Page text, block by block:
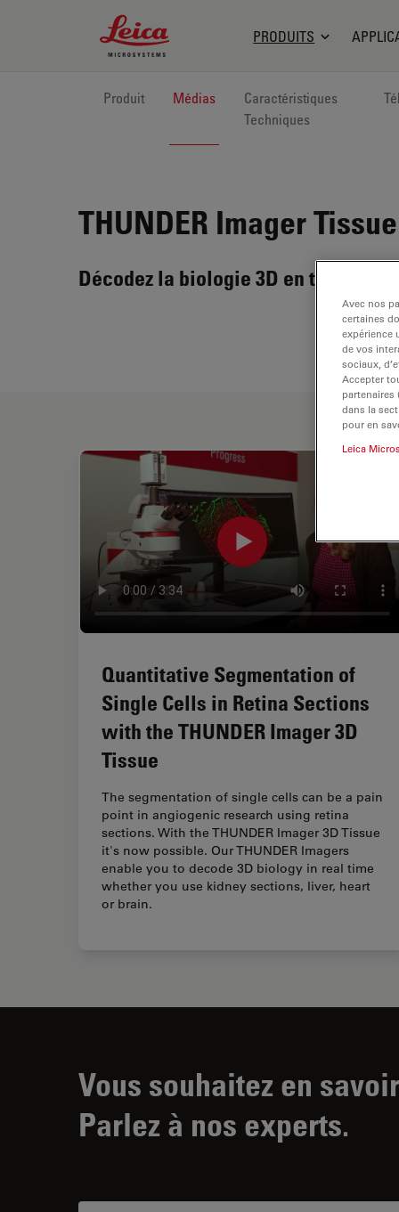
Leica Microsystems Logo
PRODUITS
Produit Médias
Caractéristiques
Techniques
THUNDER Imager Tissue
Décodez la biologie 3D en temps réel*
Quantitative Segmentation of
Single Cells in Retina Sections
with the THUNDER Imager 3D
Tissue
The segmentation of single cells can be a pain
point in angiogenic research using retina
sections. With the THUNDER Imager 3D Tissue
it's now possible. Our THUNDER Imagers
enable you to decode 3D biology in real time
whether you use kidney sections, liver, heart
or brain.
Vous souhaitez en
Parlez à nos experts.
Avec nos
certaines
expérience
de vos
sociaux,
Accepter
partenaires
dans la
pour en
Leica